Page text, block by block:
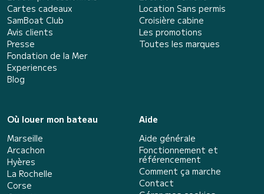
Cartes cadeaux
SamBoat Club
Avis clients
Presse
Fondation de la Mer
Experiences
Blog
Location Sans permis
Croisière cabine
Les promotions
Toutes les marques
Où louer mon bateau
Marseille
Arcachon
Hyères
La Rochelle
Corse
Aide
Aide générale
Fonctionnement et
référencement
Comment ça marche
Contact